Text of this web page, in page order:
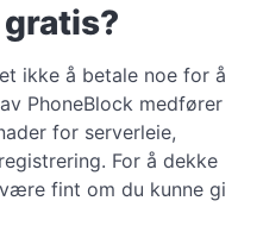
ikke å betale noe for å
PhoneBlock medfører
for serverleie,
For å dekke
fint om du kunne gi